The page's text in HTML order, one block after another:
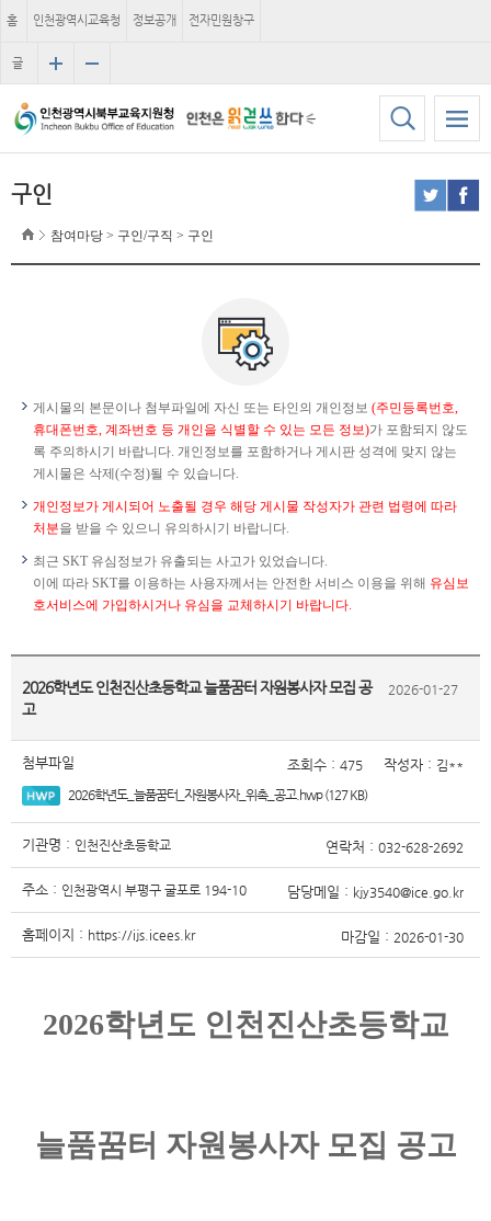
홈 인천광역시교육청 정보공개 전자민원창구
글
자
기
구인
참여마당 > 구인/구직 > 구인
게시물의 본문이나 첨부파일에 자신 또는 타인의 개인정보 (주민등록번호,
휴대폰번호, 계좌번호 등 개인을 식별할 수 있는 모든 정보)가 포함되지 않도
록 주의하시기 바랍니다. 개인정보를 포함하거나 게시판 성격에 맞지 않는
게시물은 삭제(수정)될 수 있습니다.
개인정보가 게시되어 노출될 경우 해당 게시물 작성자가 관련 법령에 따라
처분을 받을 수 있으니 유의하시기 바랍니다.
최근 SKT 유심정보가 유출되는 사고가 있었습니다.
이에 따라 SKT를 이용하는 사용자께서는 안전한 서비스 이용을 위해 유심보
호서비스에 가입하시거나 유심을 교체하시기 바랍니다.
2026학년도 인천진산초등학교 늘품꿈터 자원봉사자 모집 공
고
2026-01-27
첨부파일
2026학년도_늘품꿈터_자원봉사자_위촉_공고.hwp (127 KB)
조회수 : 475 작성자 : 김**
기관명 : 인천진산초등학교 연락처 : 032-628-2692
주소 : 인천광역시 부평구 굴포로 194-10 담당메일 : kjy3540@ice.go.kr
홈페이지 : https://ijs.icees.kr 마감일 : 2026-01-30
2026학년도 인천진산초등학교
늘품꿈터 자원봉사자 모집 공고